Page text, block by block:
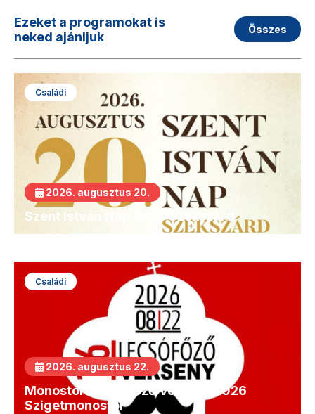
Ezeket a programokat is
neked ajánljuk
Összes
Családi
2026. augusztus 20.
Szent István Nap 2026 Szekszárd
Családi
2026. augusztus 22.
Monostori Lecsófőző Verseny 2026
Szigetmonostor